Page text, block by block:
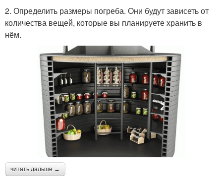
2. Определить размеры погреба. Они будут зависеть от
количества вещей, которые вы планируете хранить в
нём.
читать дальше →